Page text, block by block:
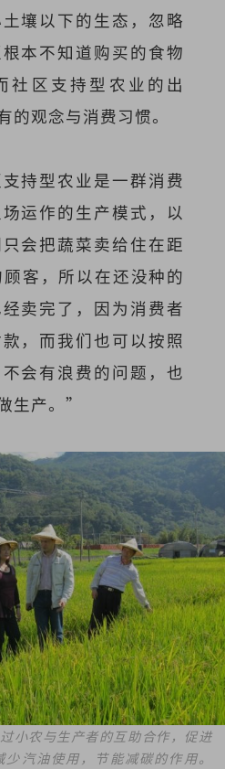
壤以下的生态，忽略
本不知道购买的食物
社区支持型农业的出
的观念与消费习惯。
持型农业是一群消费
运作的生产模式，以
会把蔬菜卖给住在距
客，所以在还没种的
卖完了，因为消费者
，而我们也可以按照
会有浪费的问题，也
生产。”
小农与生产者的互助合作，促进
汽油使用，节能减碳的作用。